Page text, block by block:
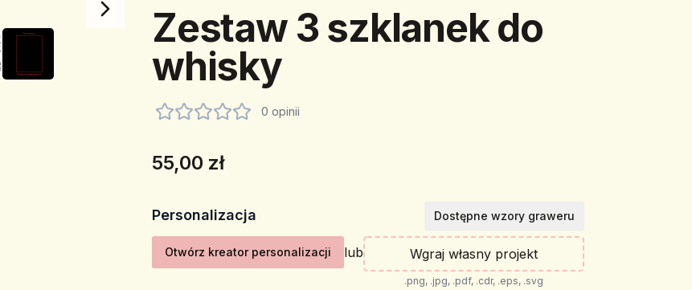
Zestaw 3 szklanek do
whisky
0 opinii
55,00 zł
Personalizacja Dostępne wzory graweru
Otwórz kreator personalizacji lub Wgraj własny projekt
.png, .jpg, .pdf, .cdr, .eps, .svg